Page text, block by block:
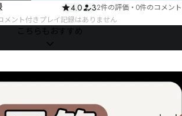
4.0 32件の評価 ・ 0件のコメント
メント付きプレイ記録はありません
こちらもおすすめ